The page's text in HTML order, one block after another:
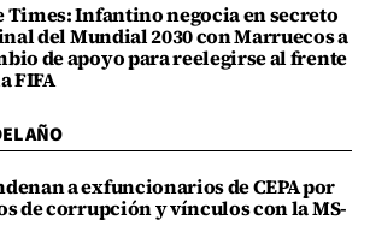
Times: Infantino negocia en secreto
del Mundial 2030 con Marruecos a
de apoyo para reelegirse al frente
FIFA
AÑO
a exfuncionarios de CEPA por
de corrupción y vínculos con la MS-